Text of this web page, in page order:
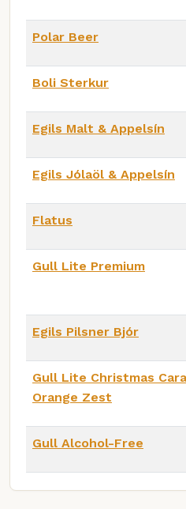
Polar Beer
Boli Sterkur
Egils Malt & Appelsín
Egils Jólaöl & Appelsín
Flatus
Gull Lite Premium
Egils Pilsner Bjór
Gull Lite Christmas
Orange Zest
Gull Alcohol-Free